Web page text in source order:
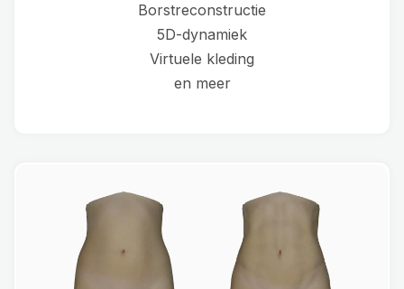
Borstreconstructie
5D-dynamiek
Virtuele kleding
en meer